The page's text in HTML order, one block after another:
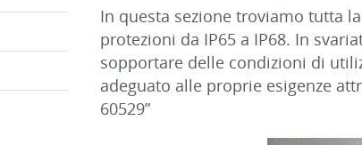
In questa sezione troviamo tutta
protezioni da IP65 a IP68. In
sopportare delle condizioni di
adeguato alle proprie esigenze
60529”